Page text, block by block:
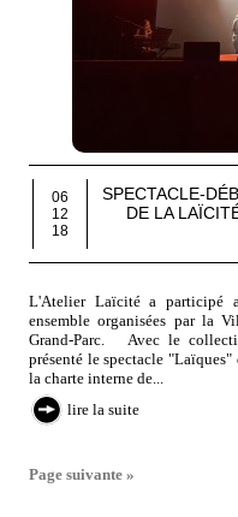
06
12
18
SPECTACLE-
DE LA
L'Atelier Laïcité a participé
ensemble organisées par la
Grand-Parc. Avec le
présenté le spectacle
la charte interne de...
lire la suite
Page suivante »